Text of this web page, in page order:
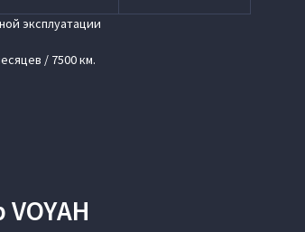
эксплуатации
/ 7500 км.